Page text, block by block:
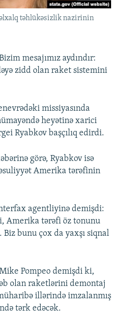
təhlükəsizlik nazirinin
mesajımız aydındır:
zidd olan raket sistemini
missiyasında
heyətinə xarici
Ryabkov başçılıq edirdi.
görə, Ryabkov isə
Amerika tərəfinin
agentliyinə demişdi:
Amerika tərəfi öz tonunu
bunu çox da yaxşı siqnal
Pompeo demişdi ki,
olan raketlərini demontaj
illərində imzalanmış
tərk edəcək.